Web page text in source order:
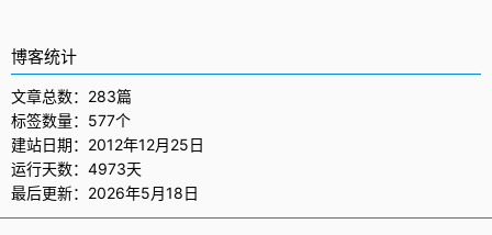
博客统计
文章总数：283篇
标签数量：577个
建站日期：2012年12月25日
运行天数：4973天
最后更新：2026年5月18日